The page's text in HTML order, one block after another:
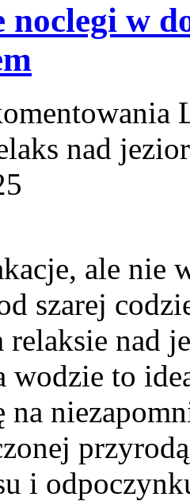
noclegi w
nad
ale nie
szarej
nad
wodzie to
na⁢
i​